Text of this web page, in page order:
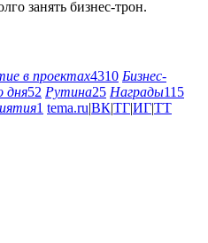
занять бизнес-трон.
в проектах4310 Бизнес-
дня52 Рутина25 Награды115
1 tema.ru|ВК|ТГ|ИГ|ТТ